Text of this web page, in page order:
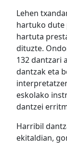
Lehen
hartuko dute
hartuta
dituzte.
132 dantzari
dantzak eta
eskolako
dantzei
Harribil
ekitaldian,